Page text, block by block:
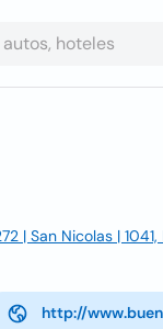
| San Nicolas |
http://